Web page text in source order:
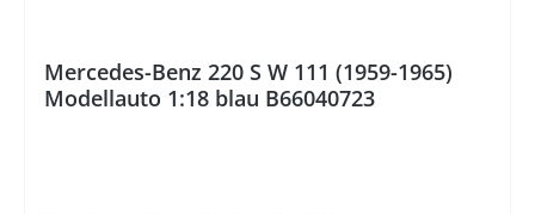
Mercedes-Benz 220 S W 111 (1959-1965)
Modellauto 1:18 blau B66040723